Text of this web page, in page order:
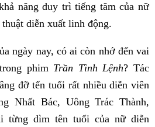
năng duy trì tiếng tăm của nữ
diễn xuất linh động.
ngày nay, có ai còn nhớ đến vai
phim Trần Tình Lệnh? Tác
đỡ tển tuổi rất nhiều diễn viên
Nhất Bác, Uông Trác Thành,
từng dìm tên tuổi của nữ diễn